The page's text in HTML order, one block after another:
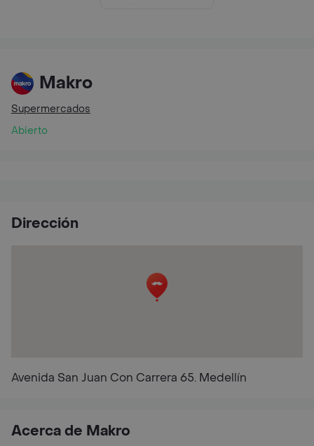
Makro
Supermercados
Abierto
Dirección
Avenida San Juan Con Carrera 65. Medellín
Acerca de Makro